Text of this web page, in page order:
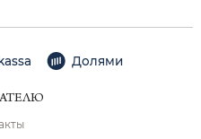
Долями